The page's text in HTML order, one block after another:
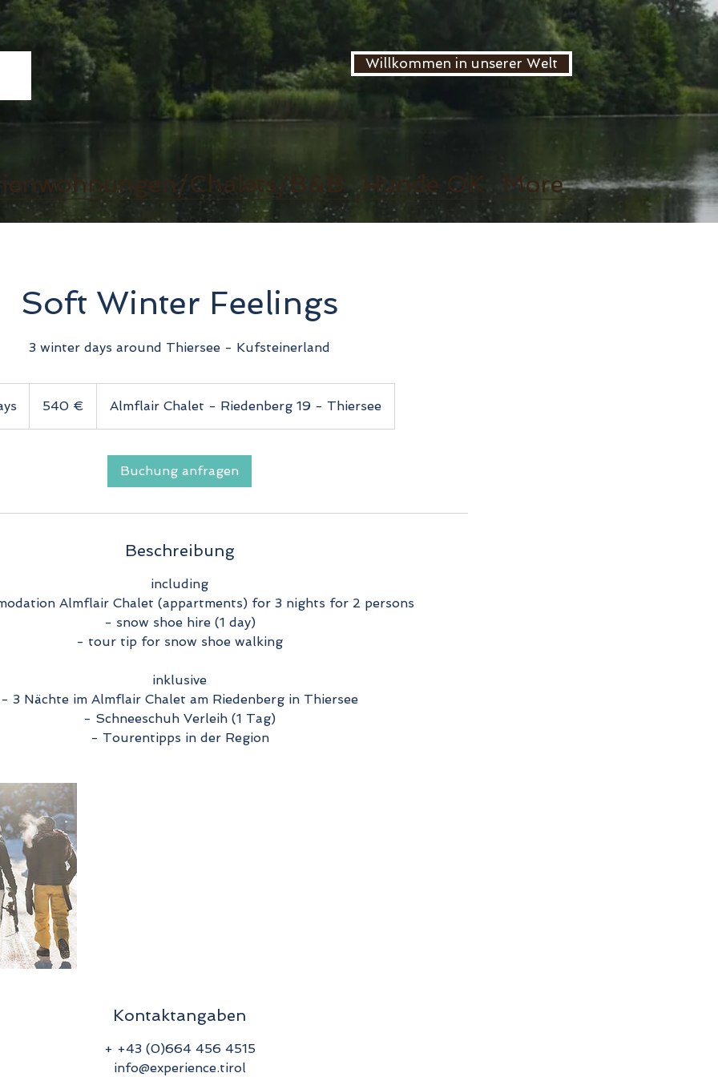
Willkommen in unserer Welt
Chalets/B&B Hunde OK More
Soft Winter Feelings
3 winter days around Thiersee - Kufsteinerland
d
540 € Almflair Chalet - Riedenberg 19 - Thiersee
Buchung anfragen
Beschreibung
including
Almflair Chalet (appartments) for 3 nights for 2 persons
- snow shoe hire (1 day)
- tour tip for snow shoe walking
inklusive
- 3 Nächte im Almflair Chalet am Riedenberg in Thiersee
- Schneeschuh Verleih (1 Tag)
- Tourentipps in der Region
Kontaktangaben
+ +43 (0)664 456 4515
info@experience.tirol